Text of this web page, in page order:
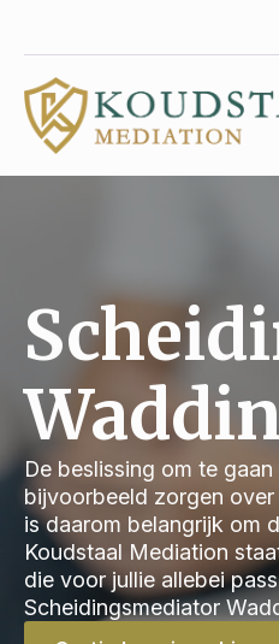
De beslissing om te
bijvoorbeeld zorgen
is daarom belangrijk om
Koudstaal Mediation
die voor jullie allebei
Scheidingsmediator